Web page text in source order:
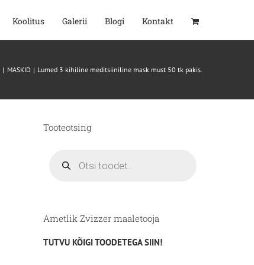
Koolitus Galerii Blogi Kontakt
MASKID Lumed 3 kihiline meditsiiniline mask must 50 tk pakis.
Tooteotsing
search
Ametlik Zvizzer maaletooja
TUTVU KÕIGI TOODETEGA SIIN!